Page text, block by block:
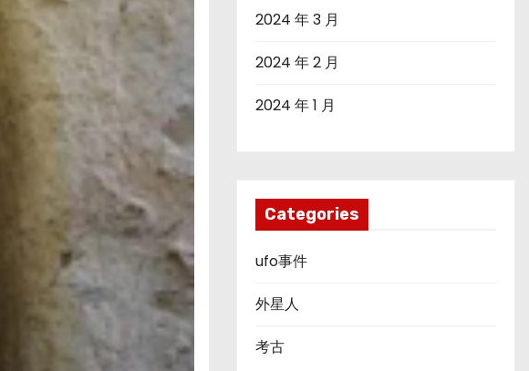
2024 年 3 月
2024 年 2 月
2024 年 1 月
Categories
ufo事件
外星人
考古